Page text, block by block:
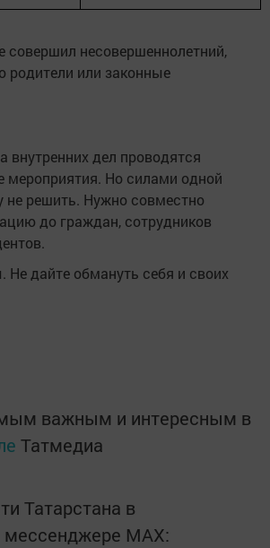
совершил несовершеннолетний,
родители или законные
внутренних дел проводятся
мероприятия. Но силами одной
не решить. Нужно совместно
до граждан, сотрудников
Не дайте обмануть себя и своих
важным и интересным в
Татмедиа
Татарстана в
мессенджере MАХ: